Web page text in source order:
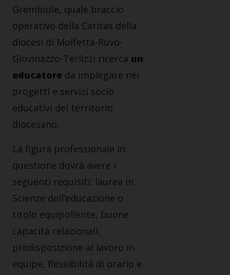
Grembiule, quale braccio
operativo della Caritas della
diocesi di Molfetta-Ruvo-
Giovinazzo-Terlizzi ricerca un
educatore da impiegare nei
progetti e servizi socio
educativi del territorio
diocesano.
La figura professionale in
questione dovrà avere i
seguenti requisiti: laurea in
Scienze dell’educazione o
titolo equipollente, buone
capacità relazionali,
predisposizione al lavoro in
equipe, flessibilità di orario e